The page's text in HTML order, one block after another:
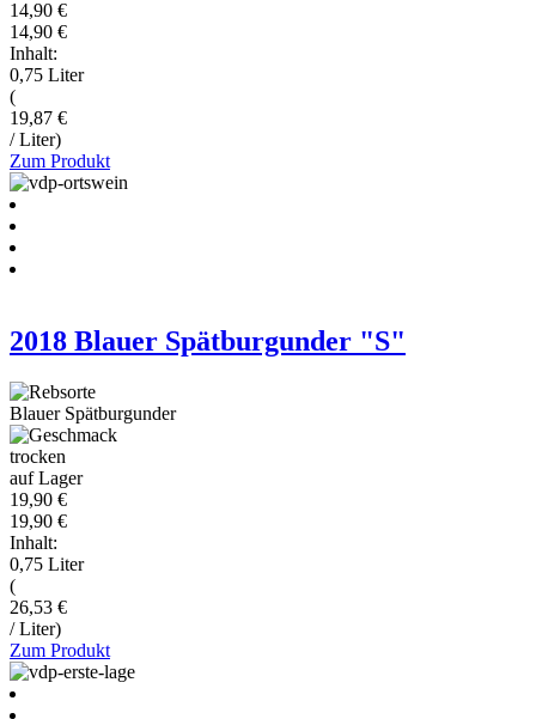
14,90 €
14,90 €
Inhalt:
0,75 Liter
(
19,87 €
/ Liter)
Zum Produkt
2018 Blauer Spätburgunder "S"
Blauer Spätburgunder
trocken
auf Lager
19,90 €
19,90 €
Inhalt:
0,75 Liter
(
26,53 €
/ Liter)
Zum Produkt